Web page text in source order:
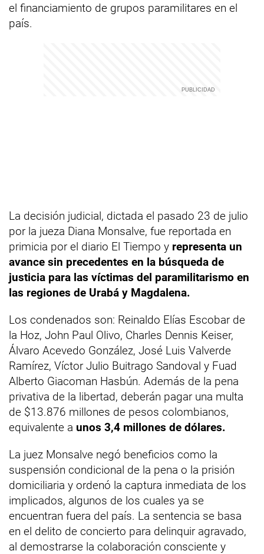
el financiamiento de grupos paramilitares en el
país.
La decisión judicial, dictada el pasado 23 de julio
por la jueza Diana Monsalve, fue reportada en
primicia por el diario El Tiempo y representa un
avance sin precedentes en la búsqueda de
justicia para las víctimas del paramilitarismo en
las regiones de Urabá y Magdalena.
Los condenados son: Reinaldo Elías Escobar de
la Hoz, John Paul Olivo, Charles Dennis Keiser,
Álvaro Acevedo González, José Luis Valverde
Ramírez, Víctor Julio Buitrago Sandoval y Fuad
Alberto Giacoman Hasbún. Además de la pena
privativa de la libertad, deberán pagar una multa
de $13.876 millones de pesos colombianos,
equivalente a unos 3,4 millones de dólares.
La juez Monsalve negó beneficios como la
suspensión condicional de la pena o la prisión
domiciliaria y ordenó la captura inmediata de los
implicados, algunos de los cuales ya se
encuentran fuera del país. La sentencia se basa
en el delito de concierto para delinquir agravado,
al demostrarse la colaboración consciente y